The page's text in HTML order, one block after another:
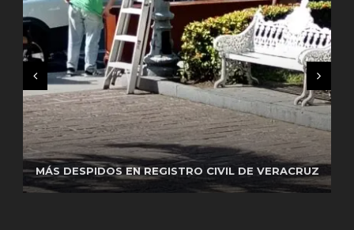
MÁS DESPIDOS EN REGISTRO CIVIL DE VERACRUZ
PELEAS EN CETIS 164 DE CUITLÁHUAC
REGUARDA GN SEGURIDAD EN CENTRAL DE
AUTOBUSES DE VERACRUZEL CAPITÁN DE LA
GUARDIA